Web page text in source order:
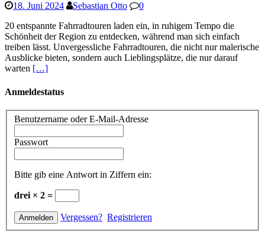
18. Juni 2024 Sebastian Otto
0
20 entspannte Fahrradtouren laden ein, in ruhigem Tempo die
Schönheit der Region zu entdecken, während man sich einfach
treiben lässt. Unvergessliche Fahrradtouren, die nicht nur malerische
Ausblicke bieten, sondern auch Lieblingsplätze, die nur darauf
warten […]
Anmeldestatus
Benutzername oder E-Mail-Adresse
Passwort
Bitte gib eine Antwort in Ziffern ein:
drei × 2 =
Vergessen? Registrieren